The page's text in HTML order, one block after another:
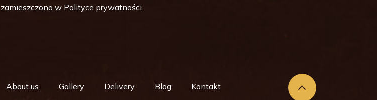
zamieszczono w Polityce prywatności.
About us Gallery Delivery Blog Kontakt